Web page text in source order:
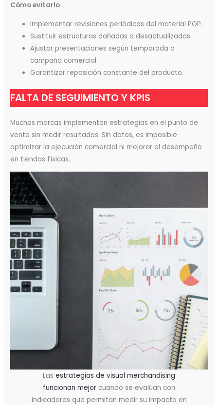
Cómo evitarlo
Implementar revisiones periódicas del material POP.
Sustituir estructuras dañadas o desactualizadas.
Ajustar presentaciones según temporada o
campaña comercial.
Garantizar reposición constante del producto.
FALTA DE SEGUIMIENTO Y KPIS
Muchas marcas implementan estrategias en el punto de
venta sin medir resultados. Sin datos, es imposible
optimizar la ejecución comercial ni mejorar el desempeño
en tiendas físicas.
Las estrategias de visual merchandising
funcionan mejor cuando se evalúan con
indicadores que permitan medir su impacto en